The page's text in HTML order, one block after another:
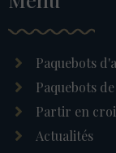
Paquebots
Paquebots
Partir en
Actualités